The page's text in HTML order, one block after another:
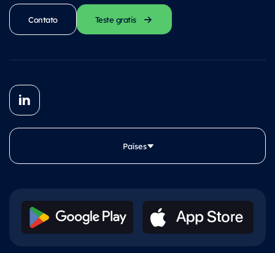
Contato Teste gratis
Países